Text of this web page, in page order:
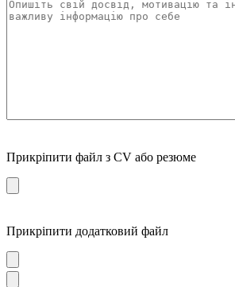
Прикріпити файл з CV або резюме
Прикріпити додатковий файл